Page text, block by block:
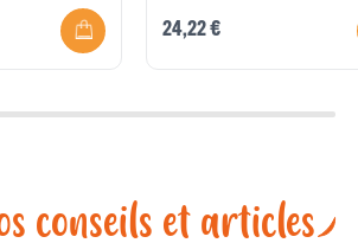
24,22 €
conseils et articles